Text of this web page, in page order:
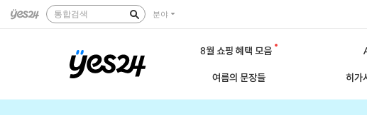
통합검색 분야
8월 쇼핑 혜택 모음
여름의 문장들 히가